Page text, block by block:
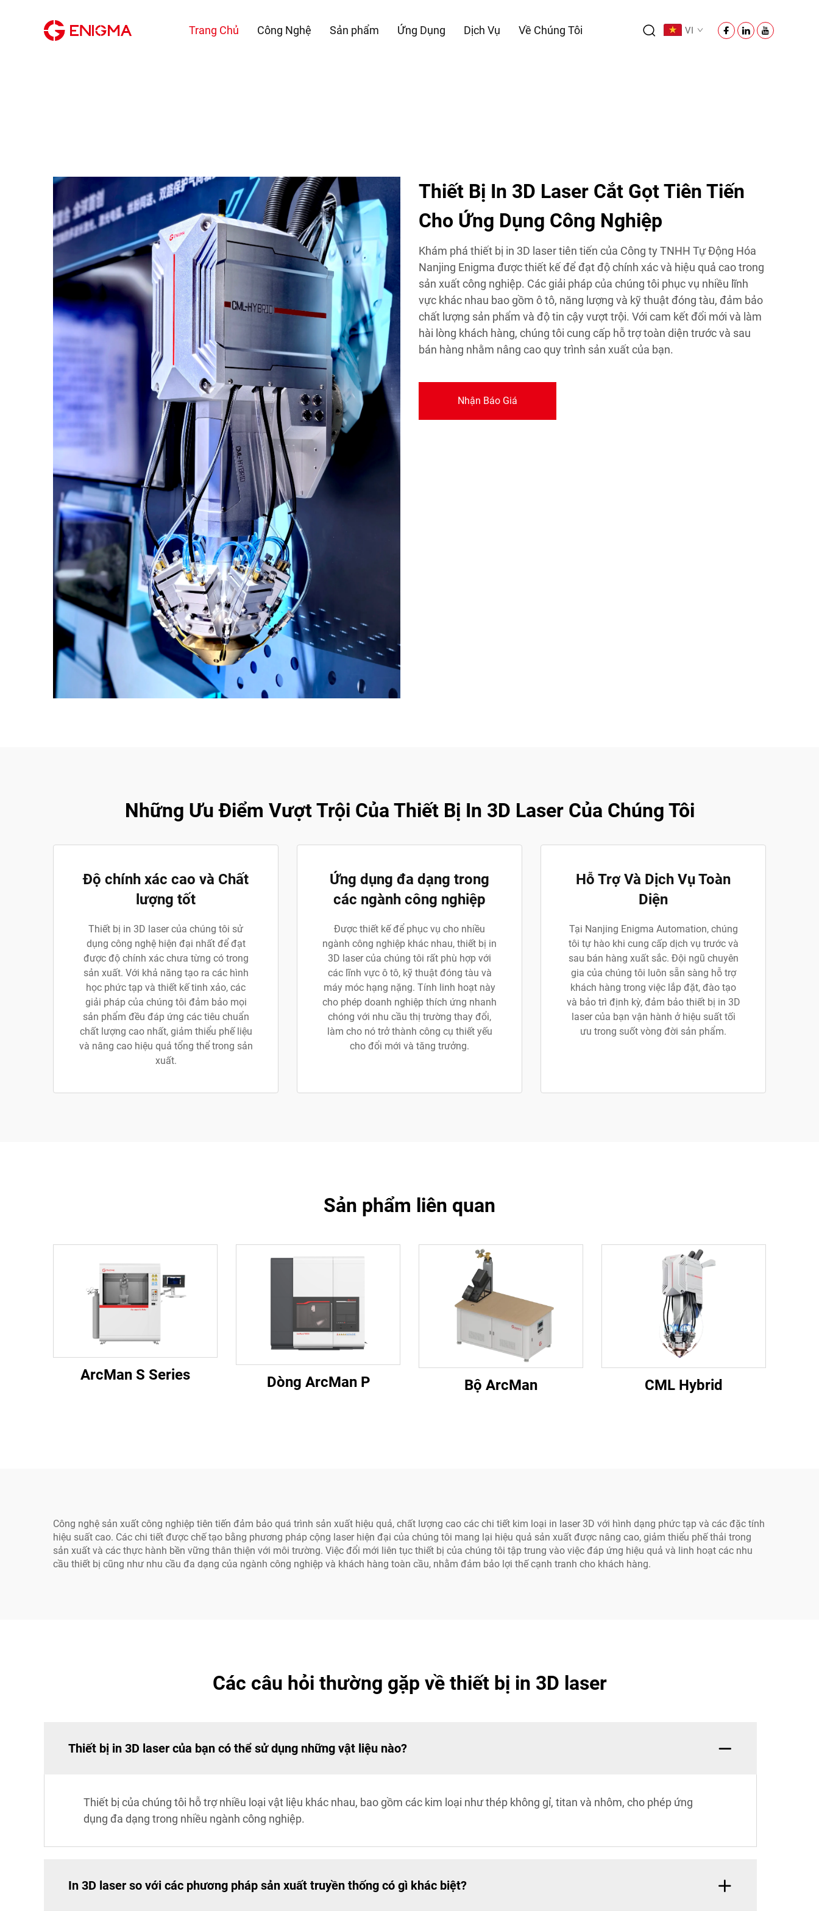
Trang Chủ Công Nghệ Sản phẩm Ứng Dụng Dịch Vụ Về Chúng Tôi VI
Thiết Bị In 3D Laser Cắt Gọt Tiên Tiến
Cho Ứng Dụng Công Nghiệp
Khám phá thiết bị in 3D laser tiên tiến của Công ty TNHH Tự Động Hóa
Nanjing Enigma được thiết kế để đạt độ chính xác và hiệu quả cao trong
sản xuất công nghiệp. Các giải pháp của chúng tôi phục vụ nhiều lĩnh
vực khác nhau bao gồm ô tô, năng lượng và kỹ thuật đóng tàu, đảm bảo
chất lượng sản phẩm và độ tin cậy vượt trội. Với cam kết đổi mới và làm
hài lòng khách hàng, chúng tôi cung cấp hỗ trợ toàn diện trước và sau
bán hàng nhằm nâng cao quy trình sản xuất của bạn.
Nhận Báo Giá
Những Ưu Điểm Vượt Trội Của Thiết Bị In 3D Laser Của Chúng Tôi
Độ chính xác cao và Chất
lượng tốt
Thiết bị in 3D laser của chúng tôi sử
dụng công nghệ hiện đại nhất để đạt
được độ chính xác chưa từng có trong
sản xuất. Với khả năng tạo ra các hình
học phức tạp và thiết kế tinh xảo, các
giải pháp của chúng tôi đảm bảo mọi
sản phẩm đều đáp ứng các tiêu chuẩn
chất lượng cao nhất, giảm thiểu phế liệu
và nâng cao hiệu quả tổng thể trong sản
xuất.
Ứng dụng đa dạng trong
các ngành công nghiệp
Được thiết kế để phục vụ cho nhiều
ngành công nghiệp khác nhau, thiết bị in
3D laser của chúng tôi rất phù hợp với
các lĩnh vực ô tô, kỹ thuật đóng tàu và
máy móc hạng nặng. Tính linh hoạt này
cho phép doanh nghiệp thích ứng nhanh
chóng với nhu cầu thị trường thay đổi,
làm cho nó trở thành công cụ thiết yếu
cho đổi mới và tăng trưởng.
Hỗ Trợ Và Dịch Vụ Toàn
Diện
Tại Nanjing Enigma Automation, chúng
tôi tự hào khi cung cấp dịch vụ trước và
sau bán hàng xuất sắc. Đội ngũ chuyên
gia của chúng tôi luôn sẵn sàng hỗ trợ
khách hàng trong việc lắp đặt, đào tạo
và bảo trì định kỳ, đảm bảo thiết bị in 3D
laser của bạn vận hành ở hiệu suất tối
ưu trong suốt vòng đời sản phẩm.
Sản phẩm liên quan
ArcMan S Series Dòng ArcMan P Bộ ArcMan CML Hybrid
Công nghệ sản xuất công nghiệp tiên tiến đảm bảo quá trình sản xuất hiệu quả, chất lượng cao các chi tiết kim loại in laser 3D với hình dạng phức tạp và các đặc tính
hiệu suất cao. Các chi tiết được chế tạo bằng phương pháp cộng laser hiện đại của chúng tôi mang lại hiệu quả sản xuất được nâng cao, giảm thiểu phế thải trong
sản xuất và các thực hành bền vững thân thiện với môi trường. Việc đổi mới liên tục thiết bị của chúng tôi tập trung vào việc đáp ứng hiệu quả và linh hoạt các nhu
cầu thiết bị cũng như nhu cầu đa dạng của ngành công nghiệp và khách hàng toàn cầu, nhằm đảm bảo lợi thế cạnh tranh cho khách hàng.
Các câu hỏi thường gặp về thiết bị in 3D laser
Thiết bị in 3D laser của bạn có thể sử dụng những vật liệu nào?
Thiết bị của chúng tôi hỗ trợ nhiều loại vật liệu khác nhau, bao gồm các kim loại như thép không gỉ, titan và nhôm, cho phép ứng
dụng đa dạng trong nhiều ngành công nghiệp.
In 3D laser so với các phương pháp sản xuất truyền thống có gì khác biệt?